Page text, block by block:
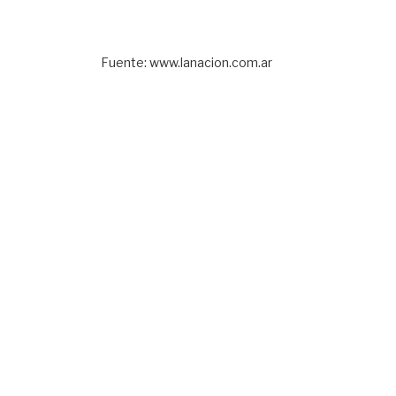
Fuente: www.lanacion.com.ar